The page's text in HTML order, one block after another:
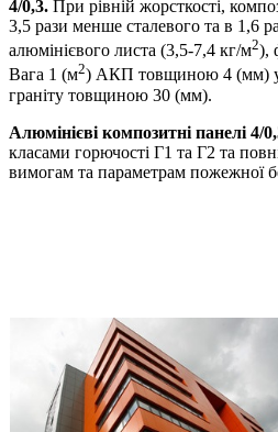
4/0,3. При рівній жорсткості,
3,5 рази менше сталевого та в 1,6
алюмінієвого листа (3,5-7,4 кг/м2),
Вага 1 (м2) АКП товщиною 4 (мм) у
граніту товщиною 30 (мм).
Алюмінієві композитні панелі 4/
класами горючості Г1 та Г2 та
вимогам та параметрам пожежної